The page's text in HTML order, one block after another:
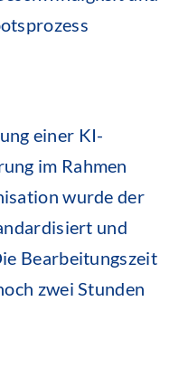
einer KI-
im Rahmen
wurde der
und
Bearbeitungszeit
zwei Stunden